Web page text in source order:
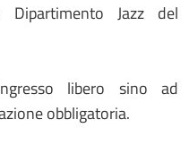
Jazz del
libero sino ad
obbligatoria.